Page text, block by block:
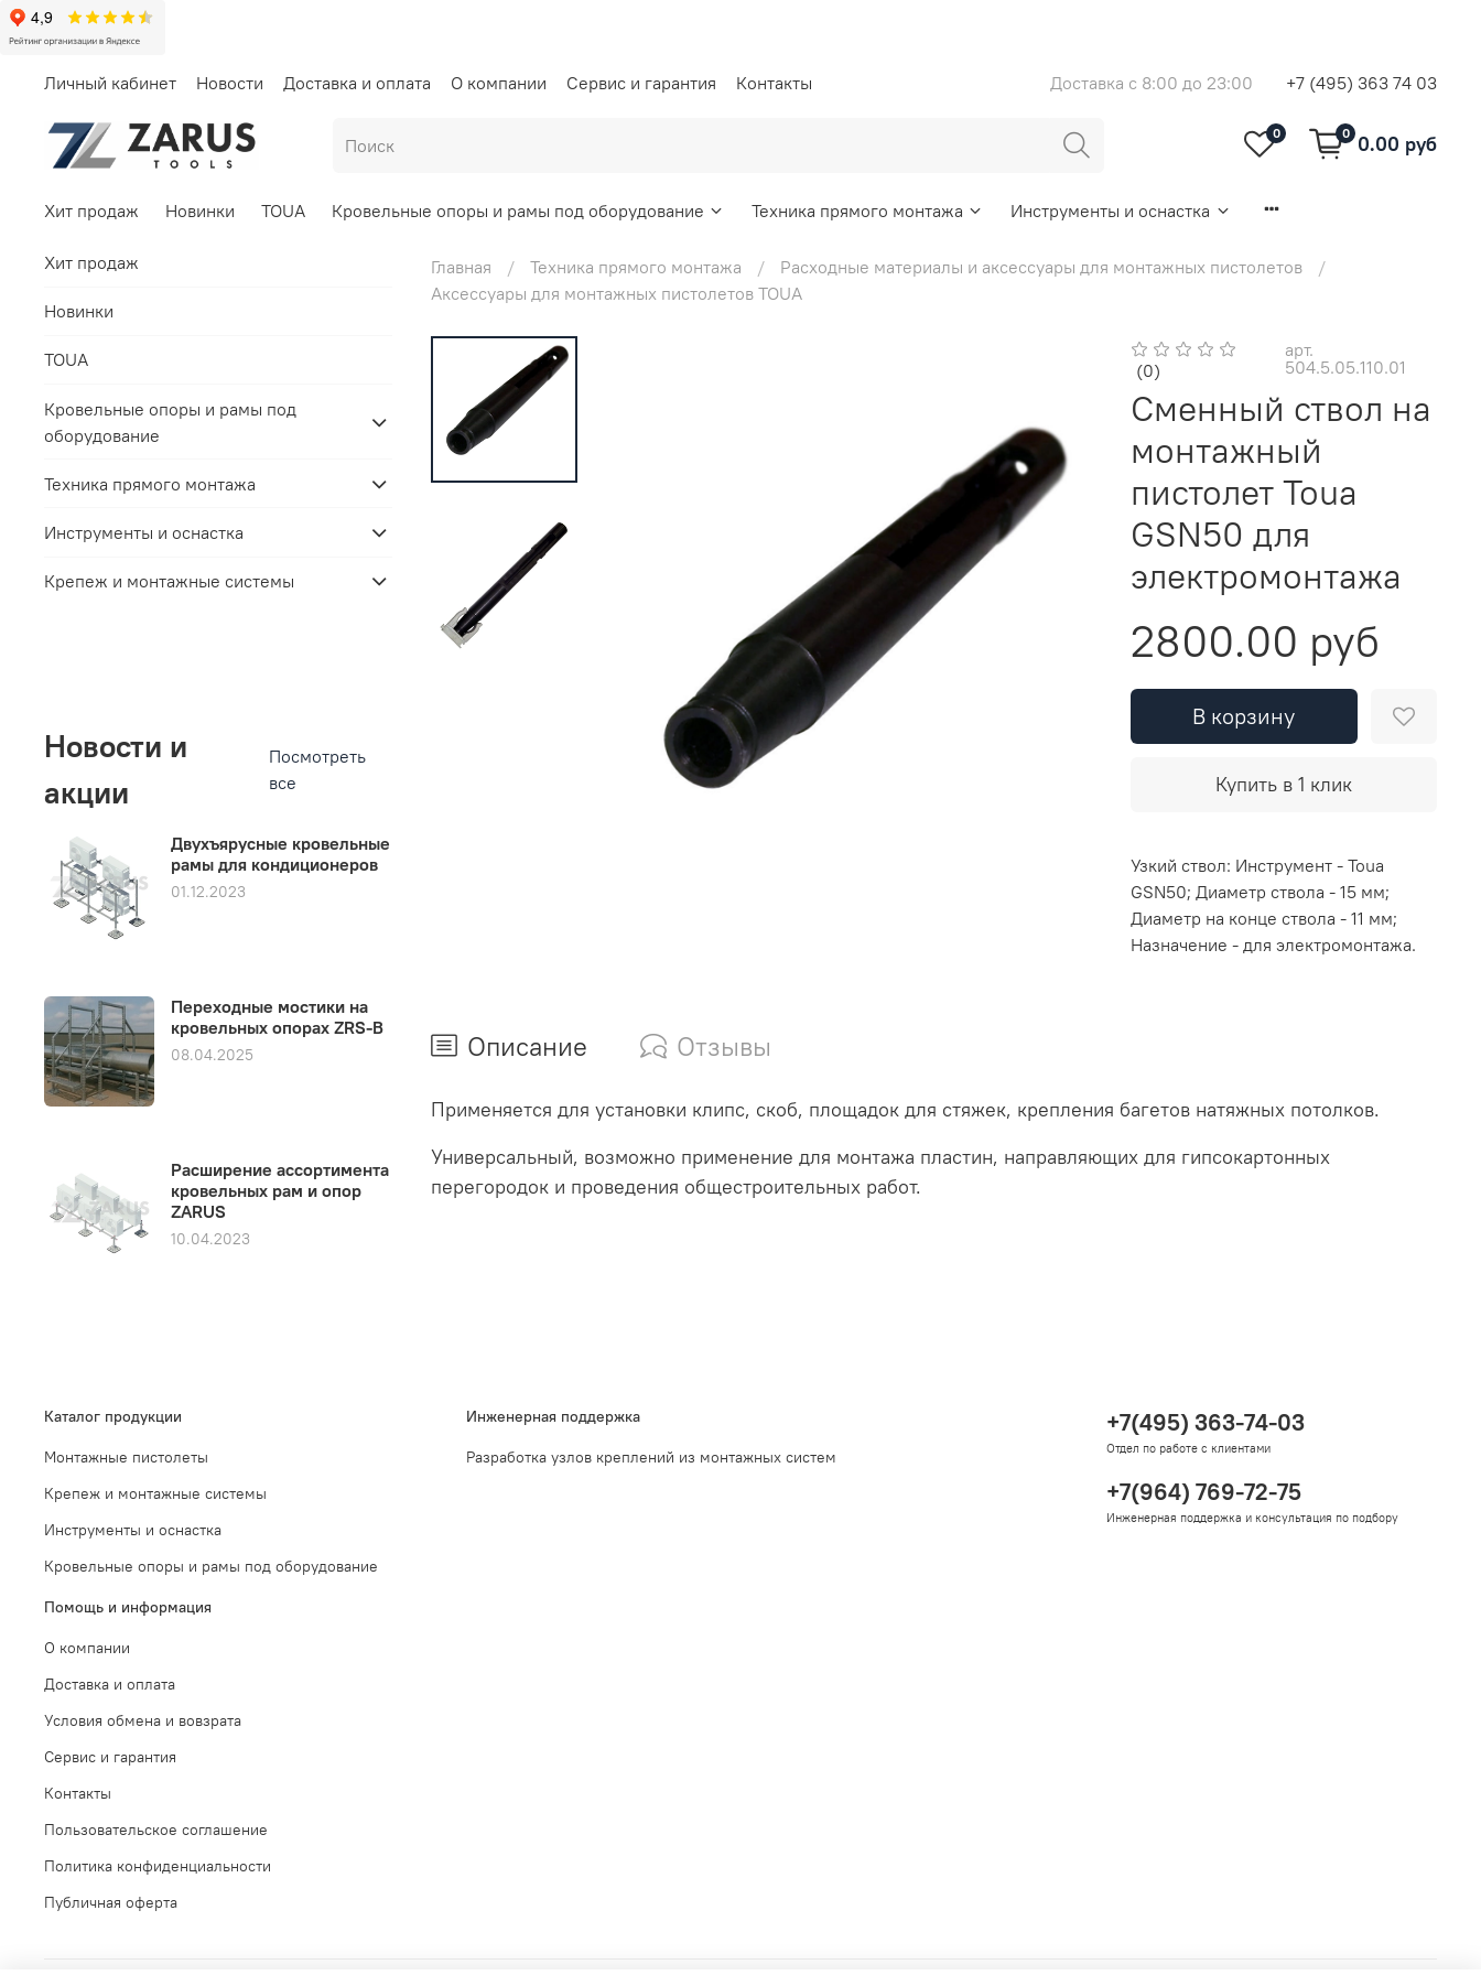
Личный кабинет Новости Доставка и оплата О компании Сервис и гарантия Контакты Доставка с 8:00 до 23:00 +7 (495) 363 74 03
0 0 0.00 руб
Хит продаж Новинки TOUA Кровельные опоры и рамы под оборудование Техника прямого монтажа Инструменты и оснастка
Главная Техника прямого монтажа
Расходные материалы и аксессуары для монтажных пистолетов
Аксессуары для монтажных пистолетов TOUA
(0)
арт.
504.5.05.110.01
Сменный ствол на
монтажный
пистолет Toua
GSN50 для
электромонтажа
2800.00 руб
В корзину
Купить в 1 клик
Узкий ствол: Инструмент - Toua
GSN50; Диаметр ствола - 15 мм;
Диаметр на конце ствола - 11 мм;
Назначение - для электромонтажа.
Описание Отзывы
Применяется для установки клипс, скоб, площадок для стяжек, крепления багетов натяжных потолков.
Универсальный, возможно применение для монтажа пластин, направляющих для гипсокартонных
перегородок и проведения общестроительных работ.
Хит продаж
Новинки
TOUA
Кровельные опоры и рамы под
оборудование
Техника прямого монтажа
Инструменты и оснастка
Крепеж и монтажные системы
Новости и
акции
Посмотреть
все
Двухъярусные кровельные
рамы для кондиционеров
01.12.2023
Переходные мостики на
кровельных опорах ZRS-B
08.04.2025
Расширение ассортимента
кровельных рам и опор
ZARUS
10.04.2023
Каталог продукции
Монтажные пистолеты
Крепеж и монтажные системы
Инструменты и оснастка
Кровельные опоры и рамы под оборудование
Инженерная поддержка
Разработка узлов креплений из монтажных систем
Помощь и информация
О компании
Доставка и оплата
Условия обмена и вовзрата
Сервис и гарантия
Контакты
Пользовательское соглашение
Политика конфиденциальности
Публичная оферта
+7(495) 363-74-03
Отдел по работе с клиентами
+7(964) 769-72-75
Инженерная поддержка и консультация по подбору